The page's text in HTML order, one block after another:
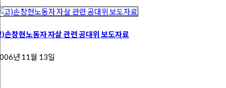
)손창현노동자 자살 관련 공대위 보도자료
년 11월 13일